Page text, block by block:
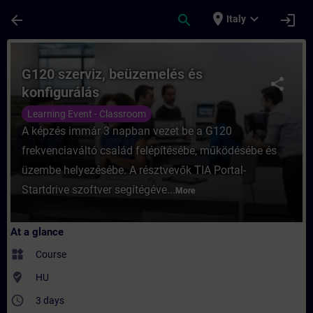
arrow_back search place Italy expand_more login
Course - G120 szerviz, beüzemelés és
share
G120 szerviz, beüzemelés és
konfigurálás
Learning Event - Classroom
A képzés immár 3 napban vezet be a G120
frekvenciaváltó család felépítésébe, működésébe és
üzembe helyezésébe. A résztvevők TIA Portal-
Startdrive szoftver segítégéve... More
At a glance
widgets Course
where_to_vote HU
access_time 3 days